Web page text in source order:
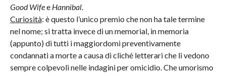
Good Wifee Hannibal.
Curiosità: è questo l’unico premio che non ha tale termine
nel nome; si tratta invece di un memorial, in memoria
(appunto) di tutti i maggiordomi preventivamente
condannati a morte a causa di cliché letterari che li vedono
sempre colpevoli nelle indagini per omicidio. Che umorismo